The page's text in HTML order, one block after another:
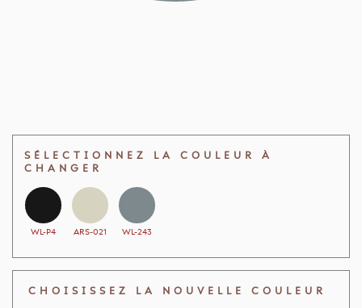
SÉLECTIONNEZ LA COULEUR À
CHANGER
WL-P4 ARS-021 WL-243
CHOISISSEZ LA NOUVELLE COULEUR